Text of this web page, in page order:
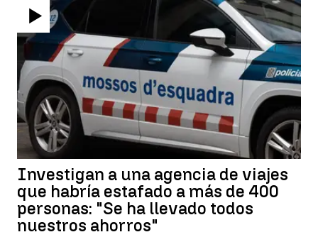
Investigan a una agencia de viajes
que habría estafado a más de 400
personas: "Se ha llevado todos
nuestros ahorros"